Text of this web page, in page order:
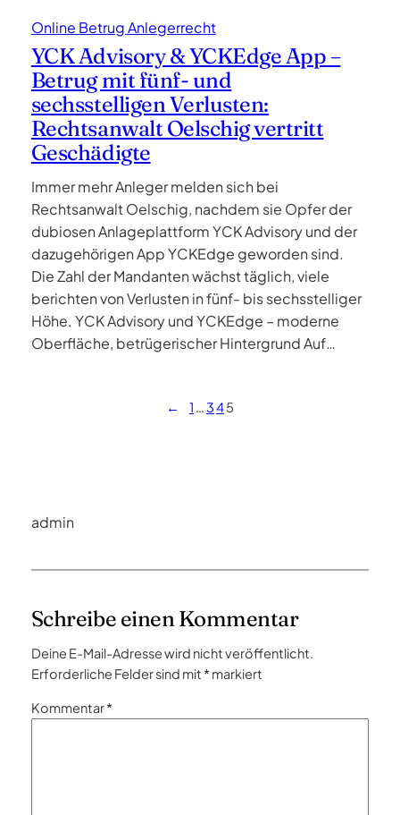
Online Betrug Anlegerrecht
YCK Advisory & YCKEdge App –
Betrug mit fünf- und
sechsstelligen Verlusten:
Rechtsanwalt Oelschig vertritt
Geschädigte
Immer mehr Anleger melden sich bei
Rechtsanwalt Oelschig, nachdem sie Opfer der
dubiosen Anlageplattform YCK Advisory und der
dazugehörigen App YCKEdge geworden sind.
Die Zahl der Mandanten wächst täglich, viele
berichten von Verlusten in fünf- bis sechsstelliger
Höhe. YCK Advisory und YCKEdge – moderne
Oberfläche, betrügerischer Hintergrund Auf…
← 1 … 345
admin
Schreibe einen Kommentar
Deine E-Mail-Adresse wird nicht veröffentlicht.
Erforderliche Felder sind mit * markiert
Kommentar*